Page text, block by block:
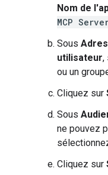
Nom de
MCP
Sous
utilisateur,
ou un
Cliquez sur
Sous
ne pouvez
Cliquez sur